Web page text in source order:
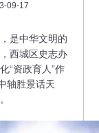
09-17
是中华文明的
西城区史志办
“资政育人”作
轴胜景话天